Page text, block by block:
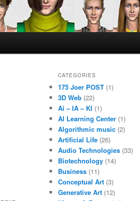
CATEGORIES
175 Joer POST (1)
3D Web (22)
Ai – IA – KI (1)
AI Learning Center (1)
Algorithmic music (2)
Artificial Life (26)
Audio Technologies (33)
Biotechnology (14)
Business (11)
Conceptual Art (3)
Generative Art (12)